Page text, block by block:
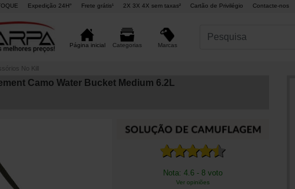
Expedição 24H° Frete grátis¹ 2X 3X 4X sem taxas² Cartão de Privilégio Contacte-nos
Página inicial Categorias Marcas
No Kill
Camo Water Bucket Medium 6.2L
Nota: 4.6 - 8 voto
Ver opiniões